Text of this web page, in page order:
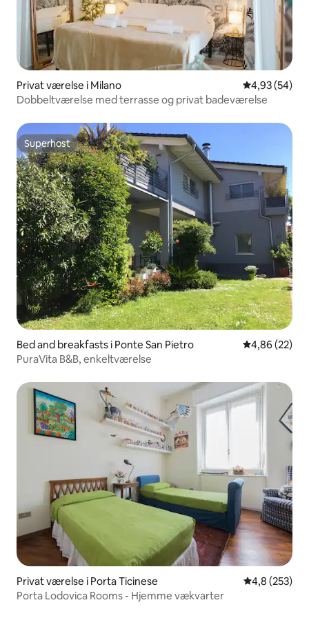
Privat værelse i Milano 4,93 ud af 5 i
4,93 (54)
Dobbeltværelse med terrasse og privat badeværelse
Superhost
Superhost
Bed and breakfasts i Ponte San Pietro 4,86 ud af 5 i
4,86 (22)
PuraVita B&B, enkeltværelse
Privat værelse i Porta Ticinese 4,8 ud af 5 i
4,8 (253)
Porta Lodovica Rooms - Hjemme vækvarter